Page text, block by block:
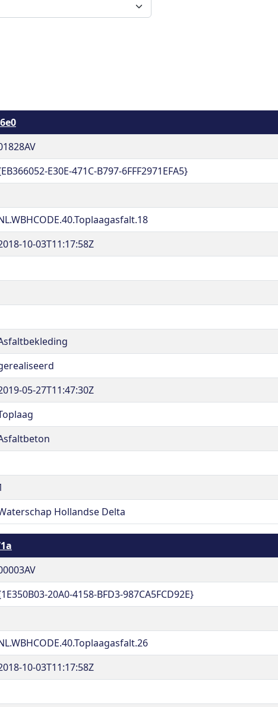
E30E-471C-B797-6FFF2971EFA5}
10-03T11:17:58Z
05-27T11:47:30Z
Hollandse Delta
20A0-4158-BFD3-987CA5FCD92E}
10-03T11:17:58Z